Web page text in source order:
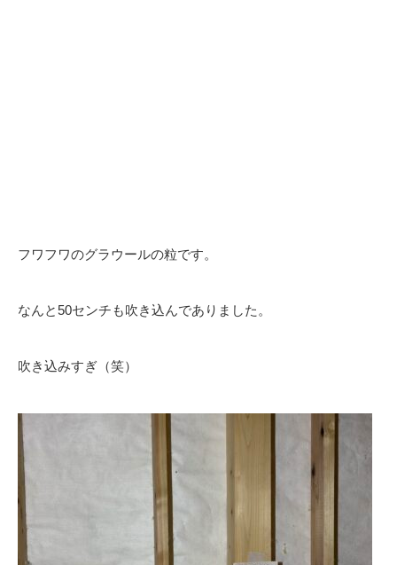
フワフワのグラウールの粒です。
なんと50センチも吹き込んでありました。
吹き込みすぎ（笑）